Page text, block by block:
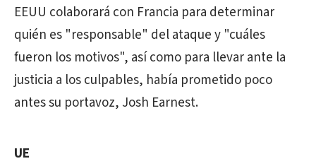
EEUU colaborará con Francia para determinar
quién es "responsable" del ataque y "cuáles
fueron los motivos", así como para llevar ante la
justicia a los culpables, había prometido poco
antes su portavoz, Josh Earnest.
UE